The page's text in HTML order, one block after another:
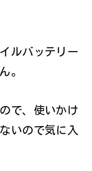
ルバッテリー
。
で、使いかけ
いので気に入